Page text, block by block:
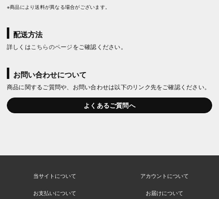
※商品により送料が異なる場合がございます。
配送方法
詳しくは こちらのページをご確認ください。
お問い合わせについて
商品に関するご質問や、お問い合わせは以下のリンク先をご確認ください。
よくあるご質問へ
当サイトについて アカウントについて
お支払いについて お届けについて